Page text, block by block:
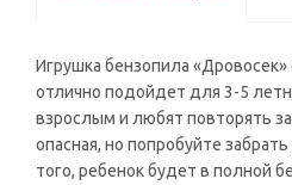
Игрушка бензопила
отлично подойдет для 3-5
взрослым и любят повторять
опасная, но попробуйте
того, ребенок будет в полной